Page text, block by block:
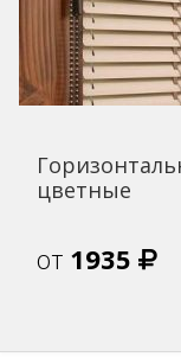
цветные
от 1935